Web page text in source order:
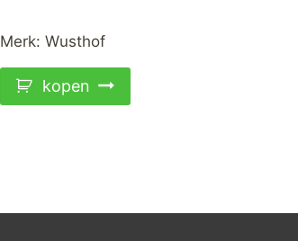
Merk: Wusthof
kopen